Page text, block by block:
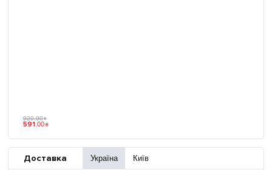
920.00 ₴
591. 00 ₴
Доставка Україна Київ